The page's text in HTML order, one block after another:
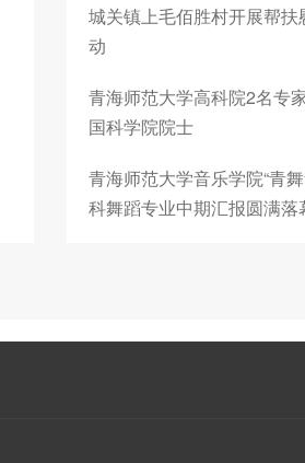
城关镇上毛佰胜村开展帮扶
动
青海师范大学高科院2名专
国科学院院士
青海师范大学音乐学院“青
科舞蹈专业中期汇报圆满落